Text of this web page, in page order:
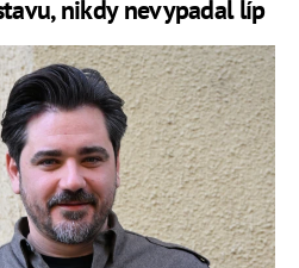
nikdy nevypadal líp